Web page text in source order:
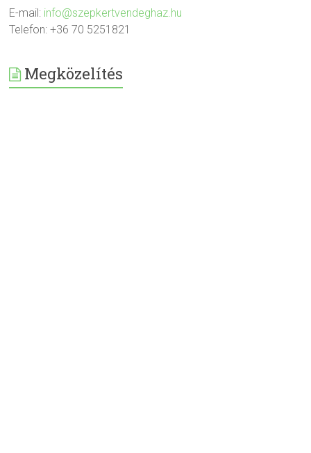
E-mail: info@szepkertvendeghaz.hu
Telefon: +36 70 5251821
Megközelítés